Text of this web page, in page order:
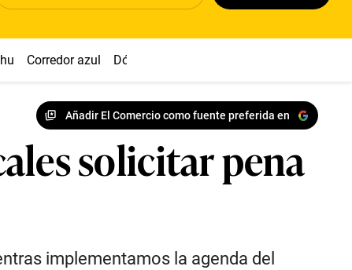
Corredor azul Dólar
Añadir El Comercio como fuente preferida en
solicitar pena
implementamos la agenda del